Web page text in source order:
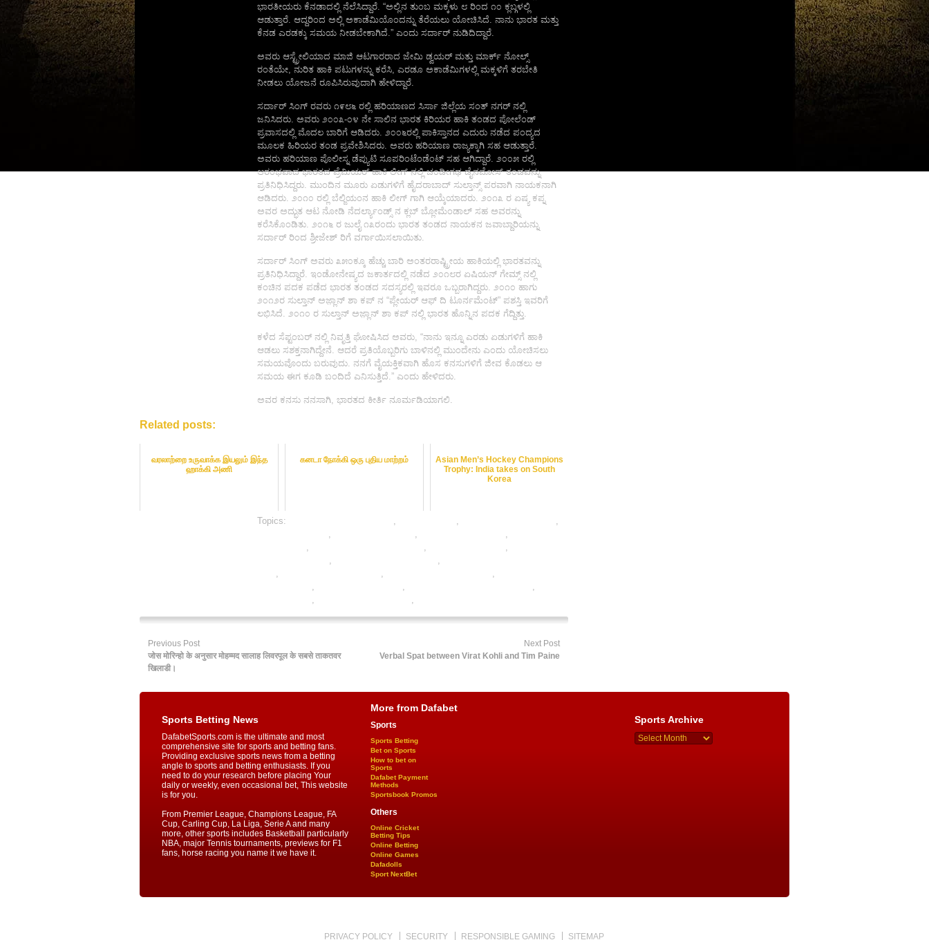
ಭಾರತೀಯರು ಕೆನಡಾದಲ್ಲಿ ನೆಲೆಸಿದ್ದಾರೆ. “ಅಲ್ಲಿನ ತುಂಬ ಮಕ್ಕಳು ೮ ರಿಂದ ೧೦ ಕ್ಲಬ್ಗಳಲ್ಲಿ
ಆಡುತ್ತಾರೆ. ಆದ್ದರಿಂದ ಅಲ್ಲಿ ಅಕಾಡೆಮಿಯೊಂದನ್ನು ತೆರೆಯಲು ಯೋಚಿಸಿದೆ. ನಾನು ಭಾರತ ಮತ್ತು
ಕೆನಡ ಎರಡಕ್ಕು ಸಮಯ ನೀಡಬೇಕಾಗಿದೆ.” ಎಂದು ಸರ್ದಾರ್ ನುಡಿದಿದ್ದಾರೆ.
ಅವರು ಆಸ್ಟ್ರೇಲಿಯಾದ ಮಾಜಿ ಆಟಗಾರರಾದ ಜೇಮಿ ಡ್ವಯರ್ ಮತ್ತು ಮಾರ್ಕ್ ನೋಲ್ಸ್
ರಂತೆಯೇ, ನುರಿತ ಹಾಕಿ ಪಟುಗಳನ್ನು ಕರೆಸಿ, ಎರಡೂ ಅಕಾಡೆಮಿಗಳಲ್ಲಿ ಮಕ್ಕಳಿಗೆ ತರಬೇತಿ
ನೀಡಲು ಯೋಜನೆ ರೂಪಿಸಿರುವುದಾಗಿ ಹೇಳಿದ್ದಾರೆ.
ಸರ್ದಾರ್ ಸಿಂಗ್ ರವರು ೧೯೮೬ ರಲ್ಲಿ ಹರಿಯಾಣದ ಸಿರ್ಸಾ ಜಿಲ್ಲೆಯ ಸಂತ್ ನಗರ್ ನಲ್ಲಿ
ಜನಿಸಿದರು. ಅವರು ೨೦೦೩-೦೪ ನೇ ಸಾಲಿನ ಭಾರತ ಕಿರಿಯರ ಹಾಕಿ ತಂಡದ ಪೋಲೆಂಡ್
ಪ್ರವಾಸದಲ್ಲಿ ಮೊದಲ ಬಾರಿಗೆ ಆಡಿದರು. ೨೦೦೬ರಲ್ಲಿ ಪಾಕಿಸ್ತಾನದ ಎದುರು ನಡೆದ ಪಂದ್ಯದ
ಮೂಲಕ ಹಿರಿಯರ ತಂಡ ಪ್ರವೇಶಿಸಿದರು. ಅವರು ಹರಿಯಾಣ ರಾಜ್ಯಕ್ಕಾಗಿ ಸಹ ಆಡುತ್ತಾರೆ.
ಅವರು ಹರಿಯಾಣ ಪೊಲೀಸ್ನ ಡೆಪ್ಯುಟಿ ಸೂಪರಿಂಟೆಂಡೆಂಟ್ ಸಹ ಆಗಿದ್ದಾರೆ. ೨೦೦೫ ರಲ್ಲಿ
ಆರಂಭವಾದ ಭಾರತದ ಪ್ರೆಮಿಯರ್ ಹಾಕಿ ಲೀಗ್ ನಲ್ಲಿ ಚಂಡೀಗಢ ಡೈನಮೋಸ್ ತಂಡವನ್ನು
ಪ್ರತಿನಿಧಿಸಿದ್ದರು. ಮುಂದಿನ ಮೂರು ಏಡುಗಳಿಗೆ ಹೈದರಾಬಾದ್ ಸುಲ್ತಾನ್ಸ್ ಪರವಾಗಿ ನಾಯಕನಾಗಿ
ಆಡಿದರು. ೨೦೧೦ ರಲ್ಲಿ ಬೆಲ್ಜಿಯಂನ ಹಾಕಿ ಲೀಗ್ ಗಾಗಿ ಆಯ್ಕೆಯಾದರು. ೨೦೧೩ ರ ಏಷ್ಯ ಕಪ್ನ
ಅವರ ಅದ್ಭುತ ಆಟ ನೋಡಿ ನೆದರ್ಲ್ಯಾಂಡ್ಸ್ ನ ಕ್ಲಬ್ ಬ್ಲೋಮೆಂಡಾಲ್ ಸಹ ಅವರನ್ನು
ಕರೆಸಿಕೊಂಡಿತು. ೨೦೧೬ ರ ಜುಲೈ ೧೩ರಂದು ಭಾರತ ತಂಡದ ನಾಯಕನ ಜವಾಬ್ದಾರಿಯನ್ನು
ಸರ್ದಾರ್ ರಿಂದ ಶ್ರೀಜೇಶ್ ರಿಗೆ ವರ್ಗಾಯಿಸಲಾಯಿತು.
ಸರ್ದಾರ್ ಸಿಂಗ್ ಅವರು ೩೫೦ಕ್ಕೂ ಹೆಚ್ಚು ಬಾರಿ ಅಂತರರಾಷ್ಟ್ರೀಯ ಹಾಕಿಯಲ್ಲಿ ಭಾರತವನ್ನು
ಪ್ರತಿನಿಧಿಸಿದ್ದಾರೆ. ಇಂಡೋನೇಷ್ಯದ ಜಕಾರ್ತದಲ್ಲಿ ನಡೆದ ೨೦೧೮ರ ಏಷಿಯನ್ ಗೇಮ್ಸ್ ನಲ್ಲಿ
ಕಂಚಿನ ಪದಕ ಪಡೆದ ಭಾರತ ತಂಡದ ಸದಸ್ಯರಲ್ಲಿ ಇವರೂ ಒಬ್ಬರಾಗಿದ್ದರು. ೨೦೧೦ ಹಾಗು
೨೦೧೨ರ ಸುಲ್ತಾನ್ ಅಜ಼್ಲಾನ್ ಶಾ ಕಪ್ ನ “ಪ್ಲೇಯರ್ ಆಫ್ ದಿ ಟೂರ್ನಮೆಂಟ್” ಪಶಸ್ತಿ ಇವರಿಗೆ
ಲಭಿಸಿದೆ. ೨೦೧೦ ರ ಸುಲ್ತಾನ್ ಅಜ಼್ಲಾನ್ ಶಾ ಕಪ್ ನಲ್ಲಿ ಭಾರತ ಹೊನ್ನಿನ ಪದಕ ಗೆದ್ದಿತ್ತು.
ಕಳೆದ ಸೆಪ್ಟಂಬರ್ ನಲ್ಲಿ ನಿವೃತ್ತಿ ಘೋಷಿಸಿದ ಅವರು, “ನಾನು ಇನ್ನೂ ಎರಡು ಏಡುಗಳಿಗೆ ಹಾಕಿ
ಆಡಲು ಸಶಕ್ತನಾಗಿದ್ದೇನೆ. ಆದರೆ ಪ್ರತಿಯೊಬ್ಬರಿಗು ಬಾಳಿನಲ್ಲಿ ಮುಂದೇನು ಎಂದು ಯೋಚಿಸಲು
ಸಮಯವೊಂದು ಬರುವುದು. ನನಗೆ ವೈಯಕ್ತಿಕವಾಗಿ ಹೊಸ ಕನಸುಗಳಿಗೆ ಜೀವ ಕೊಡಲು ಆ
ಸಮಯ ಈಗ ಕೂಡಿ ಬಂದಿದೆ ಎನಿಸುತ್ತಿದೆ.” ಎಂದು ಹೇಳಿದರು.
ಅವರ ಕನಸು ನನಸಾಗಿ, ಭಾರತದ ಕೀರ್ತಿ ನೂರ್ಮಡಿಯಾಗಲಿ.
Related posts:
வரலாற்றை உருவாக்க இயலும் இந்த
ஹாக்கி அணி
கனடா நோக்கி ஒரு புதிய மாற்றம்
Asian Men’s Hockey Champions
Trophy: India takes on South
Korea
Topics: , ,
,
, , ,
, , ,
, ,
, , ,
, , ,
, ,
Previous Post
जोस मोरिन्हो के अनुसार मोहम्मद सालाह लिवरपूल के सबसे ताकतवर
खिलाडी।
Next Post
Verbal Spat between Virat Kohli and Tim Paine
Sports Betting News
DafabetSports.com is the ultimate and most
comprehensive site for sports and betting fans.
Providing exclusive sports news from a betting
angle to sports and betting enthusiasts. If you
need to do your research before placing Your
daily or weekly, even occasional bet, This website
is for you.
From Premier League, Champions League, FA
Cup, Carling Cup, La Liga, Serie A and many
more, other sports includes Basketball particularly
NBA, major Tennis tournaments, previews for F1
fans, horse racing you name it we have it.
More from Dafabet
Sports
Sports Betting
Bet on Sports
How to bet on
Sports
Dafabet Payment
Methods
Sportsbook Promos
Others
Online Cricket
Betting Tips
Online Betting
Online Games
Dafadolls
Sport NextBet
Sports Archive
PRIVACY POLICY SECURITY RESPONSIBLE GAMING SITEMAP